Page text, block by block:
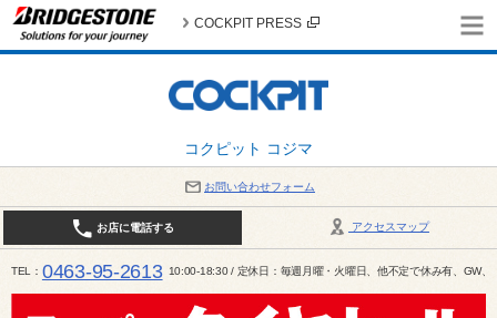
コクピット コジマ
COCKPIT PRESS
お問い合わせフォーム
アクセスマップ
お店に電話する
TEL 0463-95-2613 10:00-18:30 / 定休日：毎週月曜・火曜日、他不定で休み有、GW、